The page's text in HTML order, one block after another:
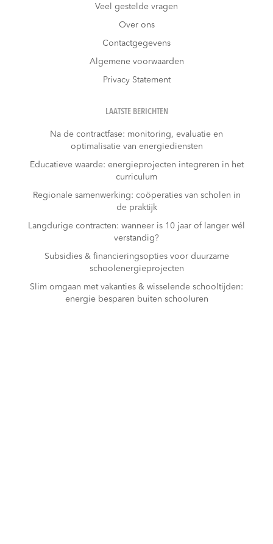
Veel gestelde vragen
Over ons
Contactgegevens
Algemene voorwaarden
Privacy Statement
LAATSTE BERICHTEN
Na de contractfase: monitoring, evaluatie en
optimalisatie van energiediensten
Educatieve waarde: energieprojecten integreren in het
curriculum
Regionale samenwerking: coöperaties van scholen in
de praktijk
Langdurige contracten: wanneer is 10 jaar of langer wél
verstandig?
Subsidies & financieringsopties voor duurzame
schoolenergieprojecten
Slim omgaan met vakanties & wisselende schooltijden:
energie besparen buiten schooluren